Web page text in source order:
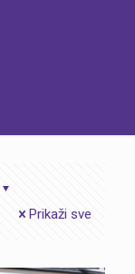
Prikaži sve